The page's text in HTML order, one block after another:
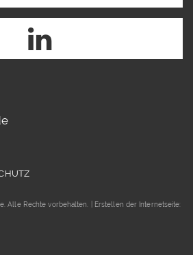
Alle Rechte vorbehalten. | Erstellen der Internetseite: